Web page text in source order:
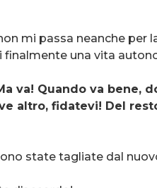
mi passa neanche
finalmente una vita
va! Quando va
altro, fidatevi! Del
state tagliate dal